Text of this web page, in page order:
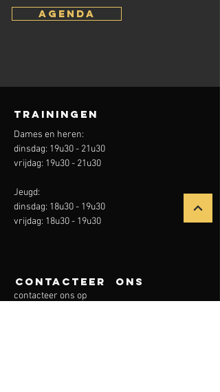
agenda
Trainingen
Dames en heren:
dinsdag: 19u30 - 21u30
vrijdag: 19u30 - 21u30
Jeugd:
dinsdag: 18u30 - 19u30
vrijdag: 18u30 - 19u30
contacteer ons
contacteer ons op